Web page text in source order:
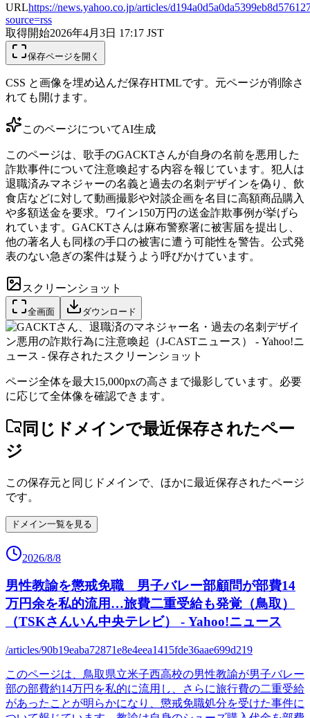
URLhttps://news.yahoo.co.jp/articles/
source=rss
取得開始2026年4月3日 17:17 JST
保存ページを開く
CSS と画像を埋め込んだ保存HTMLです。元ページが削除さ
れても開けます。
このページについてAI生成
このページは、歌手のGACKTさんが自身の名前を悪用した
詐欺事件について注意喚起する内容を報じています。犯人は
退職済みマネジャーの名義と過去の名刺デザインを偽り、飲
食店などに対して動画撮影や対談企画を名目に高額商品購入
や多額送金を要求。ワイン150万円の送金詐欺事例が挙げら
れています。GACKTさんは麻布警察署に被害届を提出し、
他の著名人も同様の手口の被害に遭う可能性を警告。公式発
表のない急ぎの案件は疑うよう呼びかけています。
スクリーンショット
全画面 ダウンロード
ページ全体を最大15,000pxの高さまで撮影しています。必要
に応じて全体像を確認できます。
同じドメインで最近保存されたペー
ジ
この保存元と同じドメインで、ほかに最近保存されたページ
です。
ドメイン一覧を見る
2026/8/8
男性教諭を懲戒免職 男子バレー部顧問が部費14
万円余を私的流用…旅費二重受給も発覚（鳥取）
（TSKさんいん中央テレビ） - Yahoo!ニュース
/articles/90b19eaba72871e8e4eea1415fde36aae699d219
このページは、鳥取県立米子西高校の男性教諭が男子バレー
部の部費約14万円を私的に流用し、さらに旅行費の二重受給
があったことが明らかになり、懲戒免職処分を受けた事件に